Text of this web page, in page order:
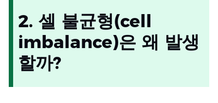
2. 셀 불균형(cell
imbalance)은 왜 발생
할까?